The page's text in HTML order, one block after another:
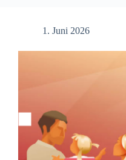
1. Juni 2026